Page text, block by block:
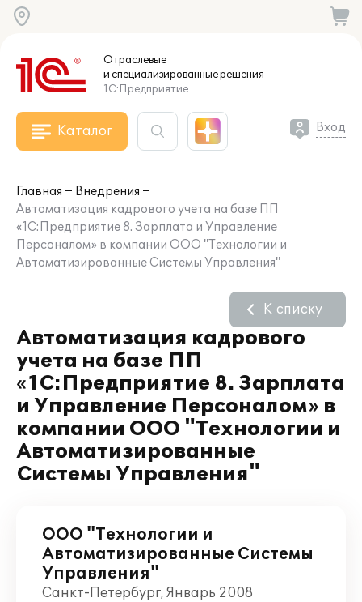
Отраслевые
и специализированныерешения
1С:Предприятие
Каталог Вход
Главная
Внедрения
Автоматизация кадрового учета на базе ПП
«1С:Предприятие 8. Зарплата и Управление
Персоналом» в компании ООО "Технологии и
Автоматизированные Системы Управления"
Автоматизация кадрового
учета на базе ПП
«1С:Предприятие 8. Зарплата
и Управление Персоналом» в
компании ООО "Технологии и
Автоматизированные
Системы Управления"
К списку
ООО "Технологии и
Автоматизированные Системы
Управления"
Санкт-Петербург, Январь 2008